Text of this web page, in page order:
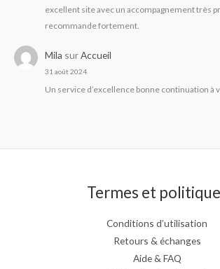
excellent site avec un accompagnement très
recommande fortement.
Mila surAccueil
31 août 2024
Un service d’excellence bonne continuation à
Termes et
Conditions d’utilisation
Retours & échanges
Aide & FAQ